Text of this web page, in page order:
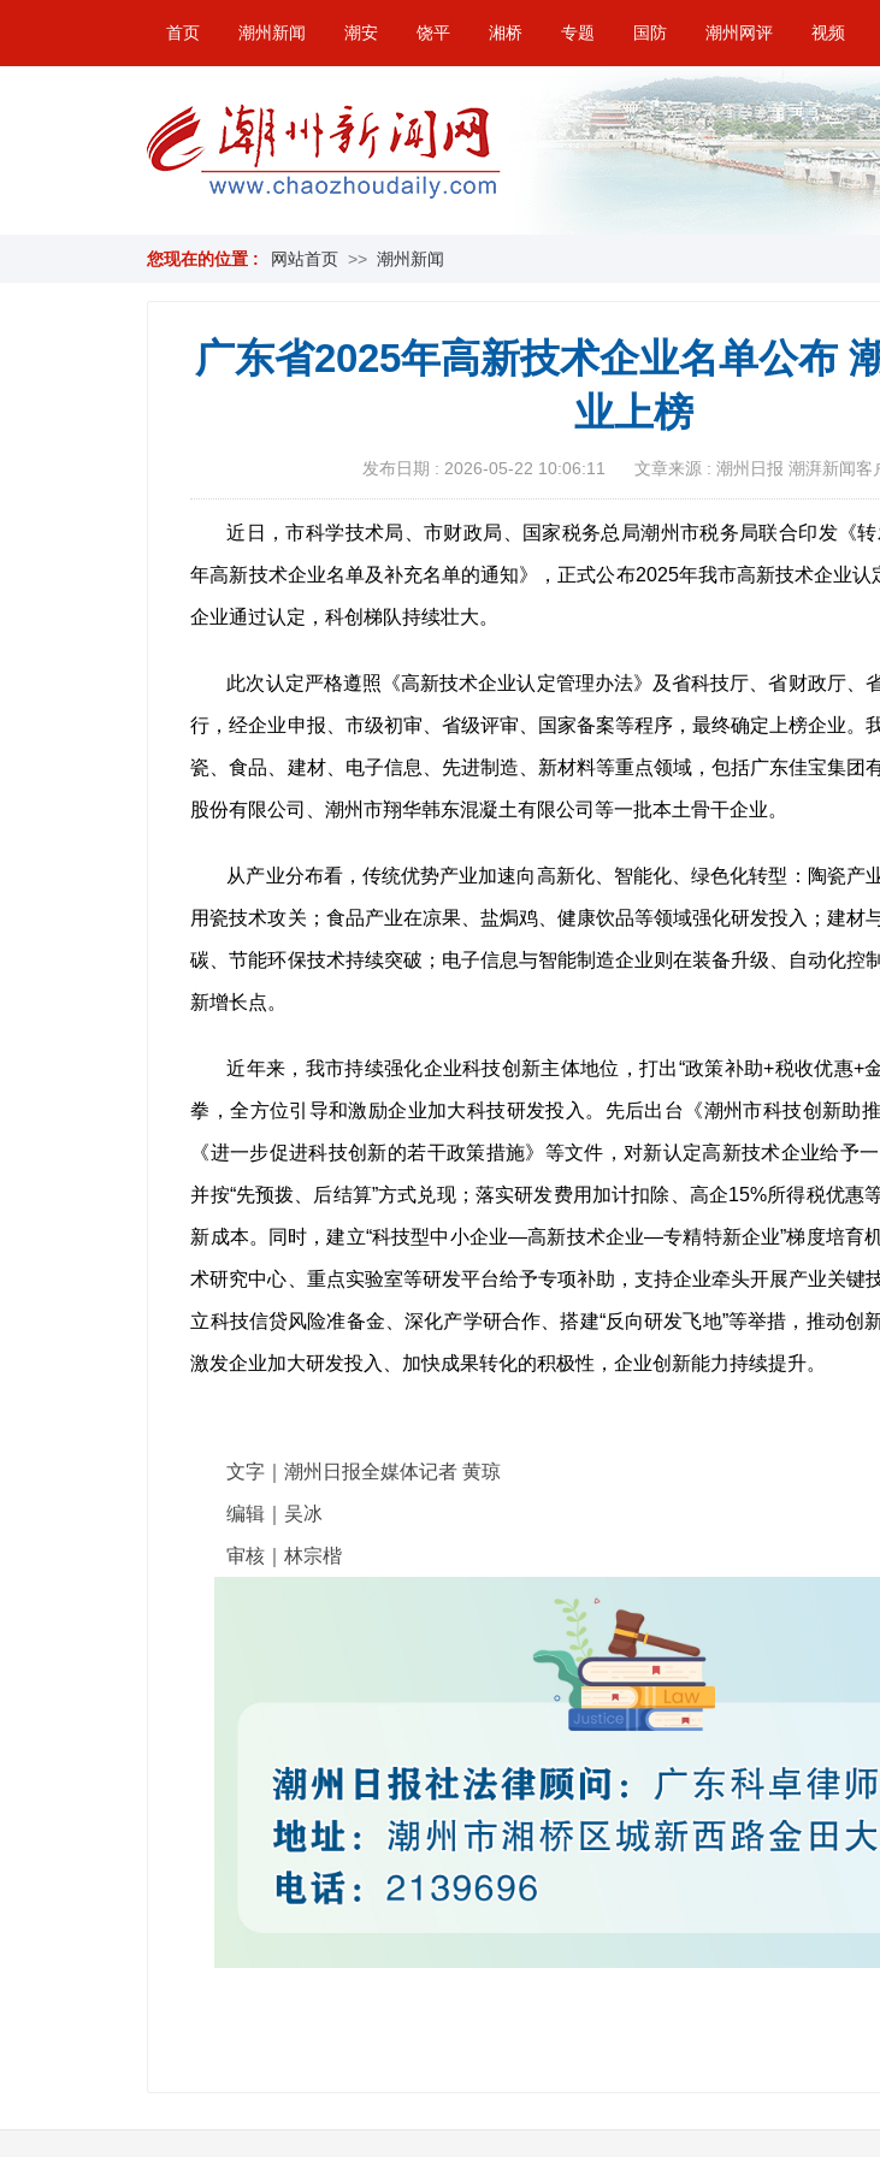
首页 潮州新闻 潮安 饶平 湘桥 专题 国防 潮州网评 视频
您现在的位置 : 网站首页 >> 潮州新闻
广东省2025年高新技术企业名单公布
业上榜
发布日期 : 2026-05-22 10:06:11 文章来源 : 潮州日报 潮湃新闻客
近日，市科学技术局、市财政局、国家税务总局潮州市税务局联合印发《
年高新技术企业名单及补充名单的通知》，正式公布2025年我市高新技术企业认
企业通过认定，科创梯队持续壮大。
此次认定严格遵照《高新技术企业认定管理办法》及省科技厅、省财政厅、
行，经企业申报、市级初审、省级评审、国家备案等程序，最终确定上榜企业。
瓷、食品、建材、电子信息、先进制造、新材料等重点领域，包括广东佳宝集团
股份有限公司、潮州市翔华韩东混凝土有限公司等一批本土骨干企业。
从产业分布看，传统优势产业加速向高新化、智能化、绿色化转型：陶瓷产
用瓷技术攻关；食品产业在凉果、盐焗鸡、健康饮品等领域强化研发投入；建材
碳、节能环保技术持续突破；电子信息与智能制造企业则在装备升级、自动化控
新增长点。
近年来，我市持续强化企业科技创新主体地位，打出“政策补助+税收优惠+
拳，全方位引导和激励企业加大科技研发投入。先后出台《潮州市科技创新助
《进一步促进科技创新的若干政策措施》等文件，对新认定高新技术企业给予
并按“先预拨、后结算”方式兑现；落实研发费用加计扣除、高企15%所得税优惠
新成本。同时，建立“科技型中小企业—高新技术企业—专精特新企业”梯度培育
术研究中心、重点实验室等研发平台给予专项补助，支持企业牵头开展产业关键
立科技信贷风险准备金、深化产学研合作、搭建“反向研发飞地”等举措，推动创
激发企业加大研发投入、加快成果转化的积极性，企业创新能力持续提升。
文字｜潮州日报全媒体记者 黄琼
编辑｜吴冰
审核｜林宗楷